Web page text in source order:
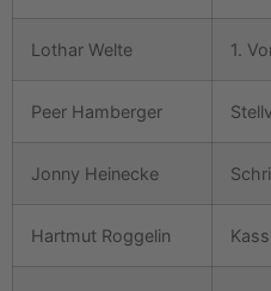
Lothar Welte 1.
Peer Hamberger
Jonny Heinecke
Hartmut Roggelin